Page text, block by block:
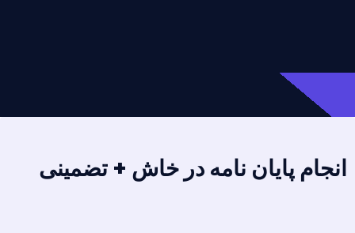
انجام پایان نامه در خاش + تضمینی